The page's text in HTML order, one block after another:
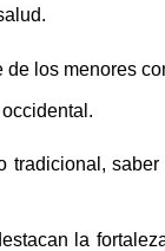
de los menores
tradicional,
la